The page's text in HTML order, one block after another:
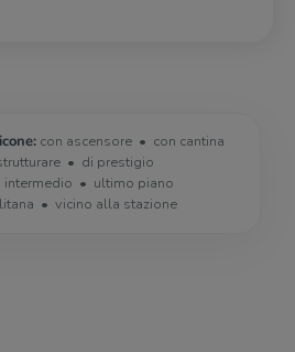
con ascensore
con cantina
di prestigio
intermedio
ultimo piano
vicino alla stazione